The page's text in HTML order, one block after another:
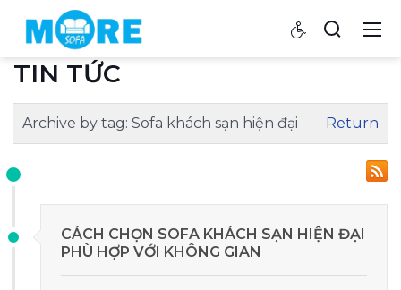
TIN TỨC
Archive by tag: Sofa khách sạn hiện đại Return
CÁCH CHỌN SOFA KHÁCH SẠN HIỆN ĐẠI
PHÙ HỢP VỚI KHÔNG GIAN